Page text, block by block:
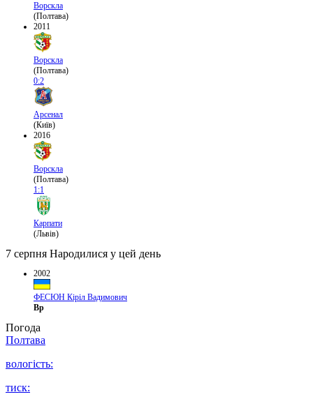
Ворскла
(Полтава)
2011
Ворскла
(Полтава)
0:2
Арсенал
(Київ)
2016
Ворскла
(Полтава)
1:1
Карпати
(Львів)
7 серпня Народилися у цей день
2002
ФЕСЮН Кіріл Вадимович
Вр
Погода
Полтава
вологість:
тиск: